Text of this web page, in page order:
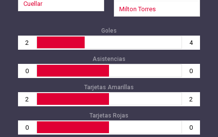
Cuellar
Milton Torres
Goles
2 4
Asistencias
0 0
Tarjetas Amarillas
2 2
Tarjetas Rojas
0 0